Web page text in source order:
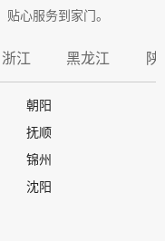
贴心服务到家门。
浙江 黑龙江 陕
朝阳
抚顺
锦州
沈阳